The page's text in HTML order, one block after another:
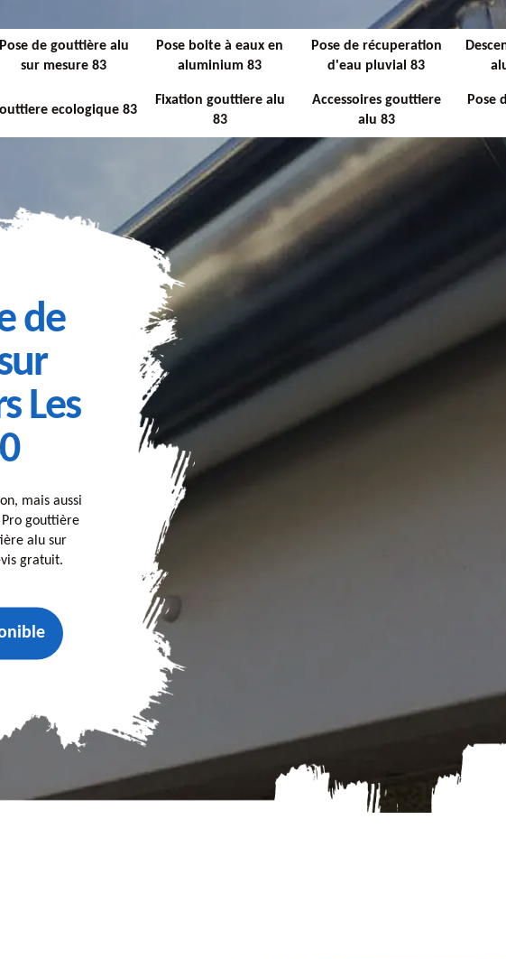
Pose de gouttière alu
sur mesure 83
Pose boite à eaux en
aluminium 83
Pose de récuperation
d'eau pluvial 83
ecologique 83
Fixation gouttiere alu
83
Accessoires gouttiere
alu 83
Pose
de
Les
mais aussi
gouttière
alu sur
gratuit.